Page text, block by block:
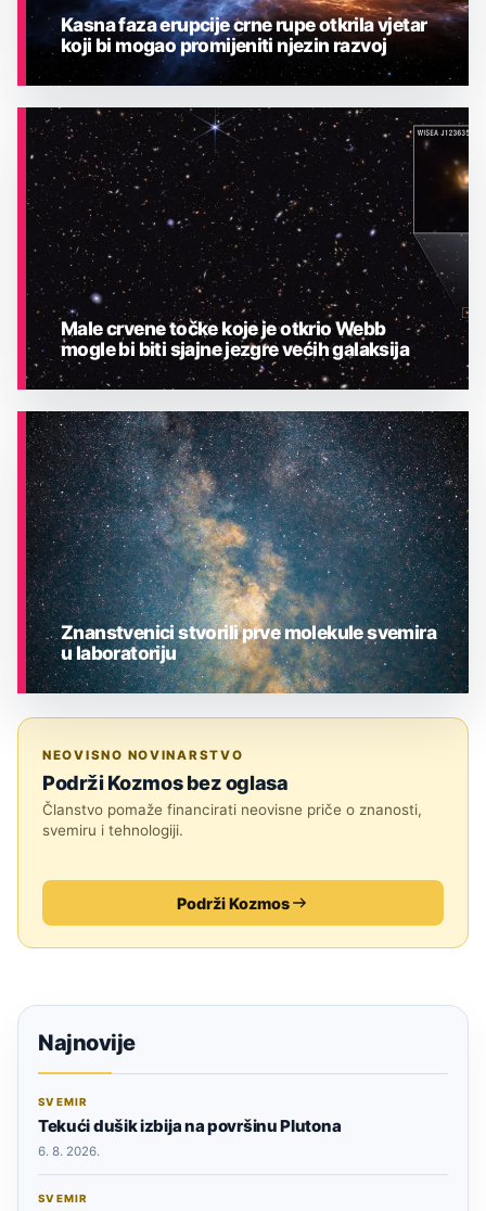
ASTRONOMIJA
Kasna faza erupcije crne rupe otkrila vjetar
koji bi mogao promijeniti njezin razvoj
ASTRONOMIJA
Male crvene točke koje je otkrio Webb
mogle bi biti sjajne jezgre većih galaksija
Znanstvenici stvorili prve molekule svemira
u laboratoriju
NEOVISNO NOVINARSTVO
Podrži Kozmos bez oglasa
Članstvo pomaže financirati neovisne priče o znanosti,
svemiru i tehnologiji.
Podrži Kozmos
Najnovije
SVEMIR
Tekući dušik izbija na površinu Plutona
6. 8. 2026.
SVEMIR